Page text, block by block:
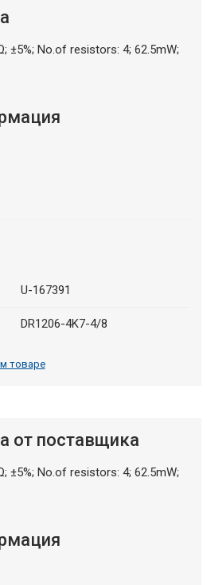
±5%; No.of resistors: 4; 62.5mW;
U-167391
DR1206-4K7-4/8
товаре
от поставщика
±5%; No.of resistors: 4; 62.5mW;